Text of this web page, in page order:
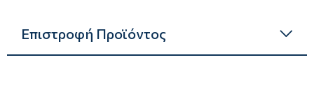
Επιστροφή Προϊόντος